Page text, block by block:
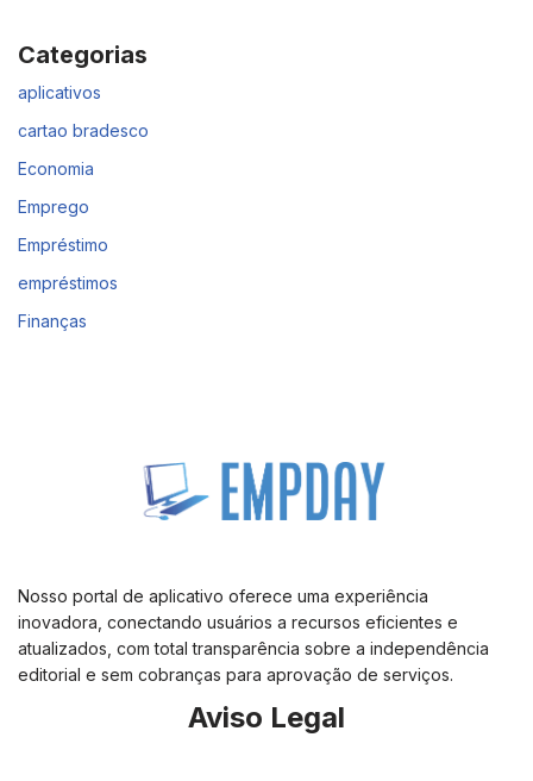
Categorias
aplicativos
cartao bradesco
Economia
Emprego
Empréstimo
empréstimos
Finanças
Nosso portal de aplicativo oferece uma experiência
inovadora, conectando usuários a recursos eficientes e
atualizados, com total transparência sobre a independência
editorial e sem cobranças para aprovação de serviços.
Aviso Legal